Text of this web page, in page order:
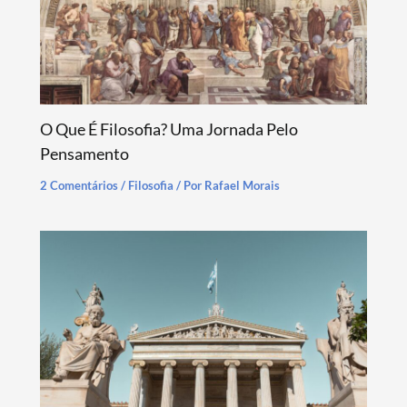
O Que É Filosofia? Uma Jornada Pelo
Pensamento
2 Comentários / Filosofia / Por Rafael Morais